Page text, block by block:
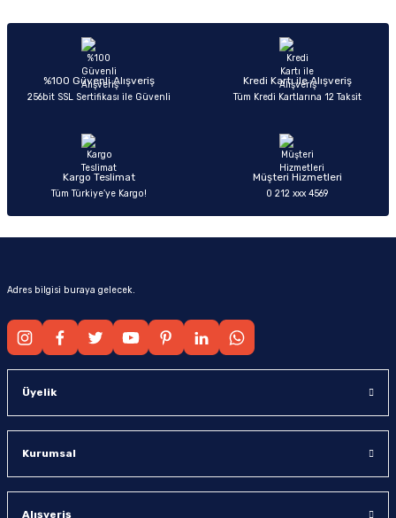
Ürün açıklamasında eksik bilgiler bulunuyor.
Ürün bilgilerinde hatalar bulunuyor.
Ürün fiyatı diğer sitelerden daha pahalı.
Sitemize ilk yorumu siz yapın!
%100 Güvenli Alışveriş
256bit SSL Sertifikası ile Güvenli
Kredi Kartı ile Alışveriş
Tüm Kredi Kartlarına 12 Taksit
Kargo Teslimat
Tüm Türkiye’ye Kargo!
Müşteri Hizmetleri
0 212 xxx 4569
Adres bilgisi buraya gelecek.
Üyelik
Kurumsal
Alışveriş